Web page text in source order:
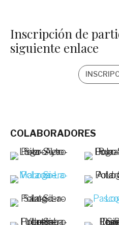
Inscripción de
siguiente enlace
COLABORADORES